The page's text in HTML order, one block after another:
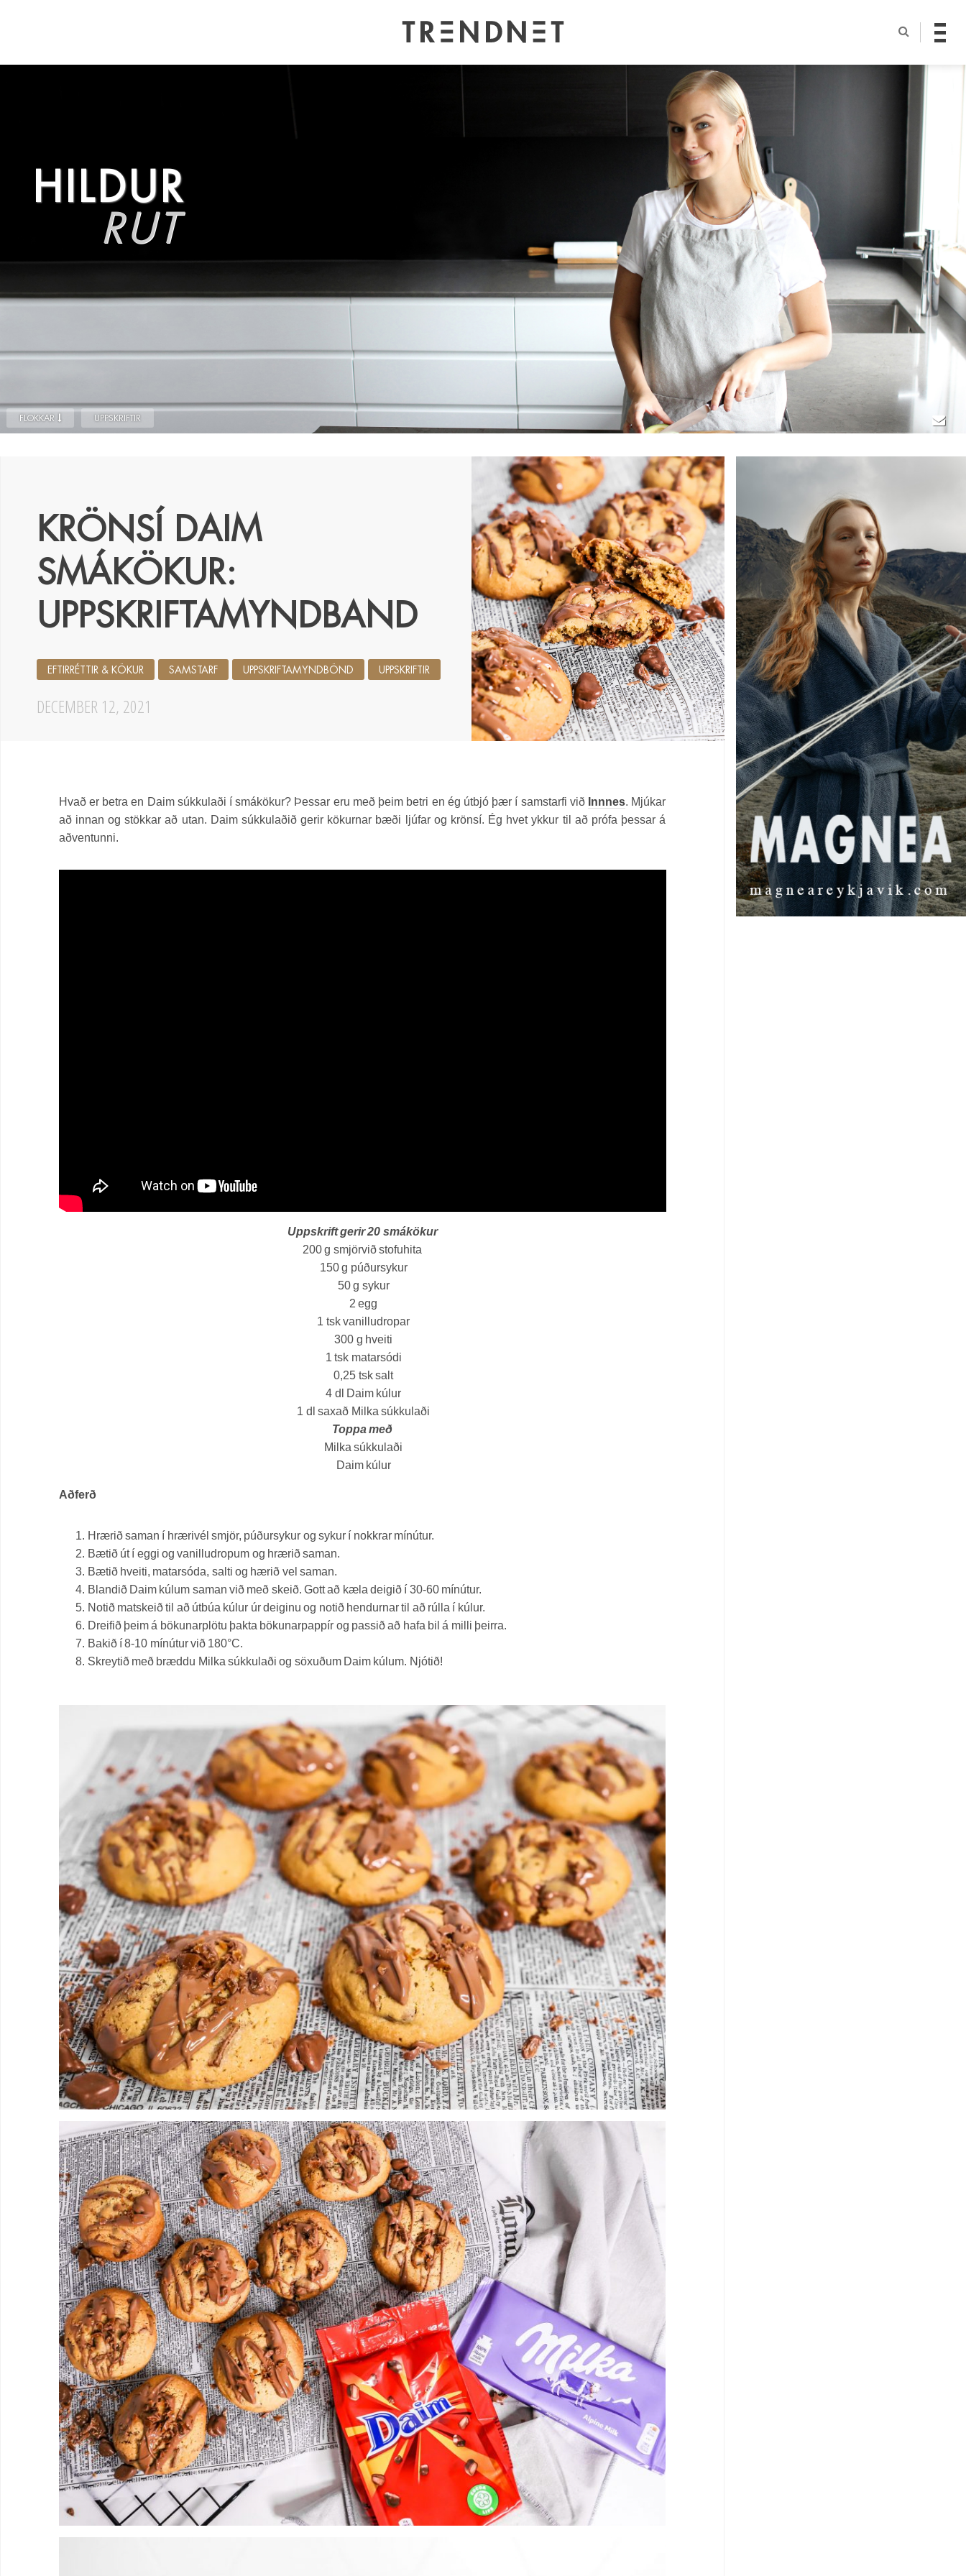
HILDUR
RUT
FLOKKAR UPPSKRIFTIR
KRÖNSÍ DAIM
SMÁKÖKUR:
UPPSKRIFTAMYNDBAND
DECEMBER 12, 2021
EFTIRRÉTTIR & KÖKUR SAMSTARF UPPSKRIFTAMYNDBÖND UPPSKRIFTIR
Hvað er betra en Daim súkkulaði í smákökur? Þessar eru með þeim betri en ég útbjó þær í samstarfi við Innnes. Mjúkar
að innan og stökkar að utan. Daim súkkulaðið gerir kökurnar bæði ljúfar og krönsí. Ég hvet ykkur til að prófa þessar á
aðventunni.
Uppskrift gerir 20 smákökur
200g smjörvið stofuhita
150g púðursykur
50g sykur
2 egg
1 tskvanilludropar
300 g hveiti
1 tsk matarsódi
0,25 tsksalt
4 dl
Daim kúlur
1 dl saxað Milka súkkulaði
Toppa með
Milka súkkulaði
Daim kúlur
Aðferð
Hrærið saman í hrærivél smjör, púðursykur og sykur í nokkrar mínútur.
Bætið út í eggi og vanilludropum og hrærið saman.
Bætið hveiti, matarsóda, salti og hærið vel saman.
Blandið Daim kúlum saman við með skeið. Gott að kæla deigið í 30-60 mínútur.
Notið matskeið til að útbúa kúlur úr deiginu og notið hendurnar til að rúlla í kúlur.
Dreifið þeim á bökunarplötu þakta bökunarpappír og passið að hafa bil á milli þeirra.
Bakið í 8-10 mínútur við 180°C.
Skreytið með bræddu Milka súkkulaði og söxuðum Daim kúlum. Njótið!